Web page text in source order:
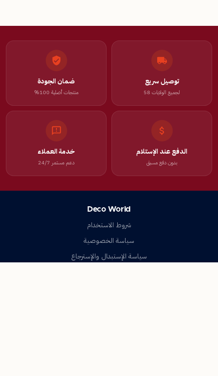
توصيل سريع
لجميع الولايات 58
ضمان الجودة
منتجات أصلية 100%
الدفع عند الإستلام
بدون دفع مسبق
خدمة العملاء
دعم مستمر 24/7
Deco World
شروط الاستخدام
سياسة الخصوصية
سياسة الإستبدال والإسترجاع